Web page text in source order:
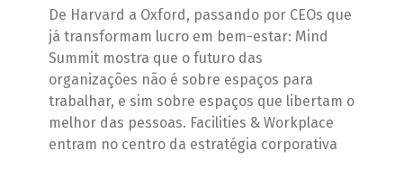
De Harvard a Oxford, passando por CEOs que
já transformam lucro em bem-estar: Mind
Summit mostra que o futuro das
organizações não é sobre espaços para
trabalhar, e sim sobre espaços que libertam o
melhor das pessoas. Facilities & Workplace
entram no centro da estratégia corporativa